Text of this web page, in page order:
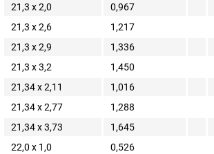
21,3 x 2,0
0,967
21,3 x 2,6
1,217
21,3 x 2,9
1,336
21,3 x 3,2
1,450
21,34 x 2,11
1,016
21,34 x 2,77
1,288
21,34 x 3,73
1,645
22,0 x 1,0
0,526